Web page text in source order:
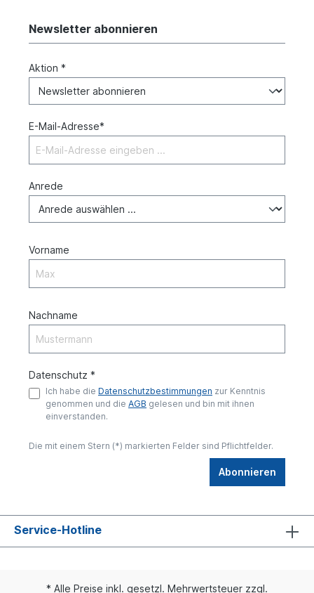
Newsletter abonnieren
Aktion *
E-Mail-Adresse*
Anrede
Vorname
Nachname
Datenschutz *
Ich habe die Datenschutzbestimmungen zur Kenntnis
genommen und die AGB gelesen und bin mit ihnen
einverstanden.
Die mit einem Stern (*) markierten Felder sind Pflichtfelder.
Abonnieren
Service-Hotline
* Alle Preise inkl. gesetzl. Mehrwertsteuer zzgl.